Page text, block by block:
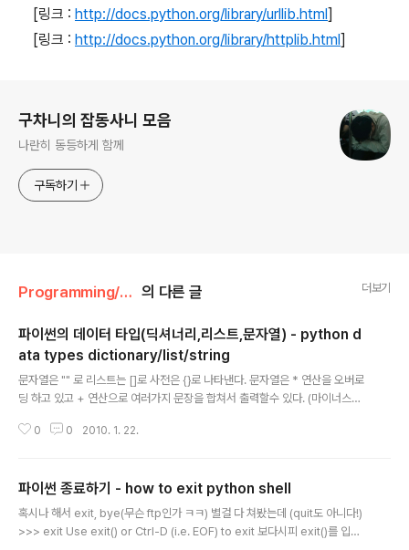
[링크 : http://docs.python.org/library/urllib.html]
[링크 : http://docs.python.org/library/httplib.html]
구차니의 잡동사니 모음
나란히 동등하게 함께
구독하기
Programming/python(파이썬) 의 다른 글 더보기
파이썬의 데이터 타입(딕셔너리,리스트,문자열) - python d
ata types dictionary/list/string
문자열은 "" 로 리스트는 []로 사전은 {}로 나타낸다. 문자열은 * 연산을 오버로
딩 하고 있고 + 연산으로 여러가지 문장을 합쳐서 출력할수 있다. (마이너스와
alue] 이런식으로 리스트의 특정 위치에 값을 추가 할수 있다. list[0:1] 하면 0
면된다. 사전도 리스트와 비슷하지만 문자열로 값을 찾아야 하고, 값과 숫자를
묶어서 입력해야 한다. 사전을 선언하려면 var = {} 라고 선언하고 추후에 추가
해주면된다. 5.5. Dictionaries¶ Anot..
0 0 2010. 1. 22.
파이썬 종료하기 - how to exit python shell
혹시나 해서 exit, bye(무슨 ftp인가 ㅋㅋ) 별걸 다 쳐봤는데 (quit도 아니다!)
>>> exit Use exit() or Ctrl-D (i.e. EOF) to exit 보다시피 exit()를 입력